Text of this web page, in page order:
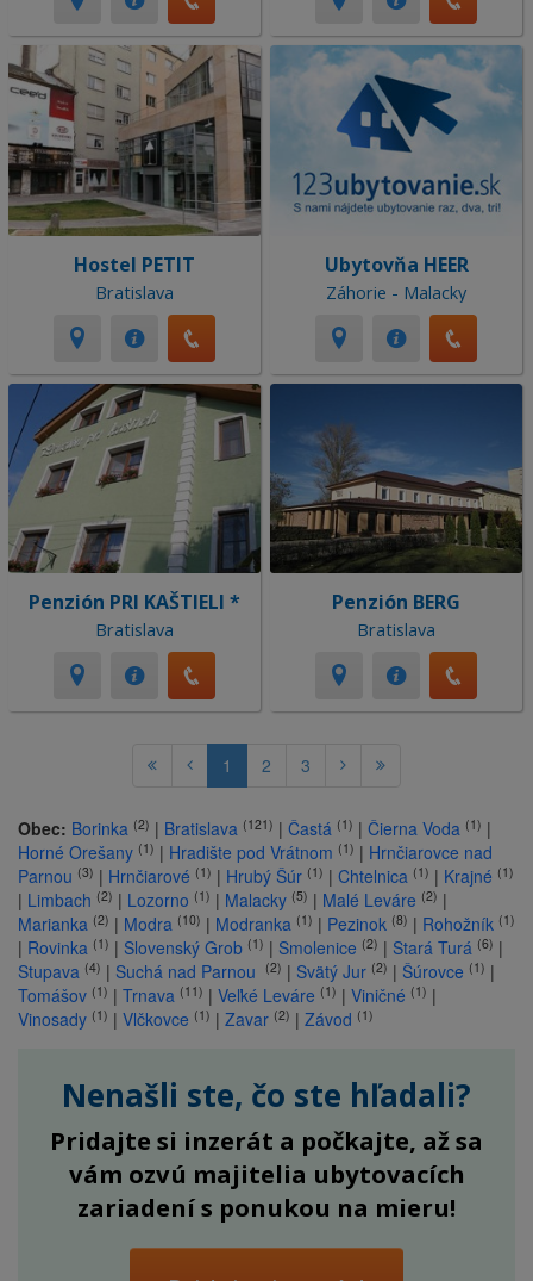
Hostel PETIT
Bratislava
Ubytovňa HEER
Záhorie - Malacky
Penzión PRI KAŠTIELI *
Bratislava
Penzión BERG
Bratislava
1 2 3
Obec: Borinka (2) | Bratislava (121) | Častá (1) | Čierna Voda (1) |
Horné Orešany (1) | Hradište pod Vrátnom (1) | Hrnčiarovce nad
Parnou (3) | Hrnčiarové (1) | Hrubý Šúr (1) | Chtelnica (1) | Krajné (1)
| Limbach (2) | Lozorno (1) | Malacky (5) | Malé Leváre (2) |
Marianka (2) | Modra (10) | Modranka (1) | Pezinok (8) | Rohožník (1)
| Rovinka (1) | Slovenský Grob (1) | Smolenice (2) | Stará Turá (6) |
Stupava (4) | Suchá nad Parnou (2) | Svätý Jur (2) | Šúrovce (1) |
Tomášov (1) | Trnava (11) | Veľké Leváre (1) | Viničné (1) |
Vinosady (1) | Vlčkovce (1) | Zavar (2) | Závod (1)
Nenašli ste, čo ste hľadali?
Pridajte si inzerát a počkajte, až sa
vám ozvú majitelia ubytovacích
zariadení s ponukou na mieru!